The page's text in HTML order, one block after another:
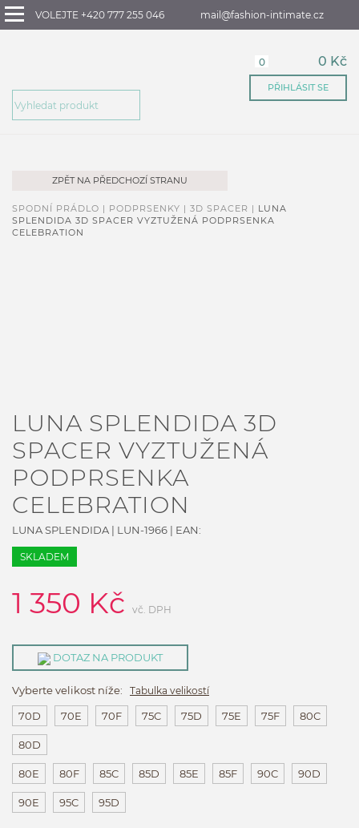
VOLEJTE +420 777 255 046 mail@fashion-intimate.cz
0 0 Kč
PŘIHLÁSIT SE
ZPĚT NA PŘEDCHOZÍ STRANU
SPODNÍ PRÁDLO | PODPRSENKY | 3D SPACER | LUNA
SPLENDIDA 3D SPACER VYZTUŽENÁ PODPRSENKA
CELEBRATION
LUNA SPLENDIDA 3D
SPACER VYZTUŽENÁ
PODPRSENKA
CELEBRATION
LUNA SPLENDIDA | LUN-1966 | EAN:
SKLADEM
1 350 Kč vč. DPH
DOTAZ NA PRODUKT
Vyberte velikost níže: Tabulka velikostí
70D 70E 70F 75C 75D 75E 75F 80C
80D
80E 80F 85C 85D 85E 85F 90C 90D
90E 95C 95D